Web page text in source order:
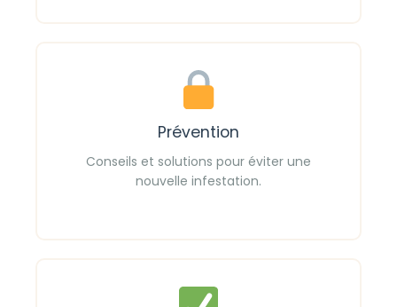
Prévention
Conseils et solutions pour éviter une
nouvelle infestation.